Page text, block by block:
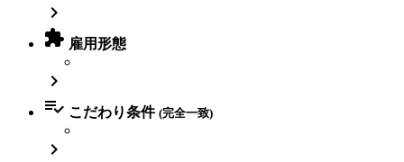

 雇用形態

 こだわり条件 (完全一致)
